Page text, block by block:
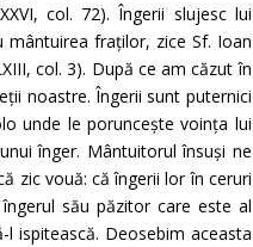
col. 72). Îngerii slujesc lui
fraților, zice Sf. Ioan
col. 3). După ce am căzut în
noastre. Îngerii sunt puternici
unde le poruncește voința lui
înger. Mântuitorul însuși ne
zic vouă: că îngerii lor în ceruri
său păzitor care este al
ispitească. Deosebim aceasta